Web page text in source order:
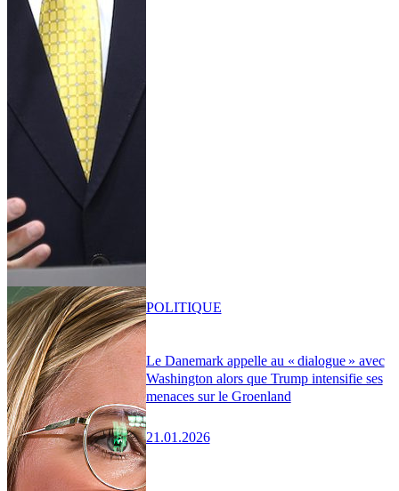
Le Danemark appelle au « dialogue » avec
Washington alors que Trump intensifie ses
menaces sur le Groenland
21.01.2026
POLITIQUE